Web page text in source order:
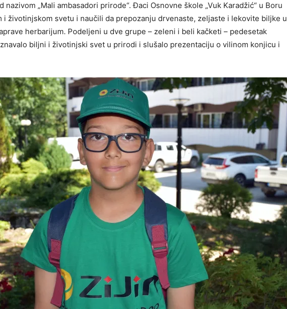
nazivom „Mali ambasadori prirode“. Đaci Osnovne škole „Vuk Karadžić“ u Boru
i životinjskom svetu i naučili da prepozanju drvenaste, zeljaste i lekovite biljke u
herbarijum. Podeljeni u dve grupe – zeleni i beli kačketi – pedesetak
biljni i životinjski svet u prirodi i slušalo prezentaciju o vilinom konjicu i